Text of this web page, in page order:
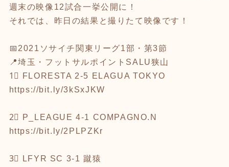
週末の映像12試合一挙公開に！
それでは、昨日の結果と撮りたて映像です！
📅2021ソサイチ関東リーグ1部・第3節
📍埼玉・フットサルポイントSALU狭山
1⃣ FLORESTA 2-5 ELAGUA TOKYO
https://bit.ly/3kSxJKW
2⃣ P_LEAGUE 4-1 COMPAGNO.N
https://bit.ly/2PLPZKr
3⃣ LFYR SC 3-1 蹴猿